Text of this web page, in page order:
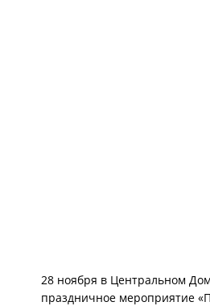
28 ноября в Центральном
праздничное мероприятие